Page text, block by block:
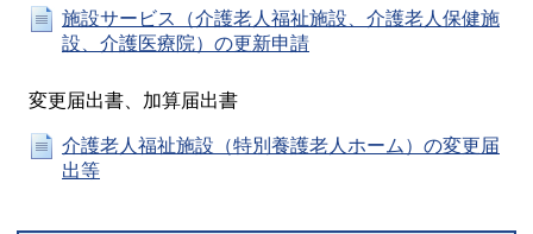
施設サービス（介護老人福祉施設、介護老人保健施
設、介護医療院）の更新申請
変更届出書、加算届出書
介護老人福祉施設（特別養護老人ホーム）の変更届
出等